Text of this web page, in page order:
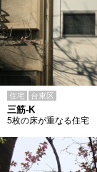
住宅 台東区
三筋-K
5枚の床が重なる住宅